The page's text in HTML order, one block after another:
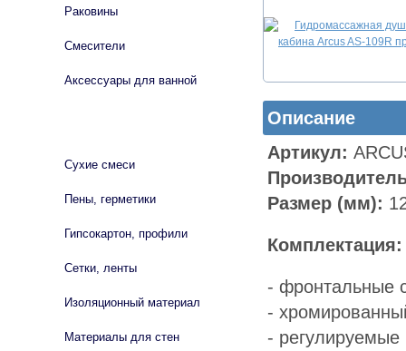
Описание
Артикул:
Размер (мм):
Комплектация:
- фронтальные
-
- регулируемые
Раковины
Смесители
Аксессуары для ванной
Сухие смеси
Пены, герметики
Гипсокартон, профили
Сетки, ленты
Изоляционный материал
Материалы для стен